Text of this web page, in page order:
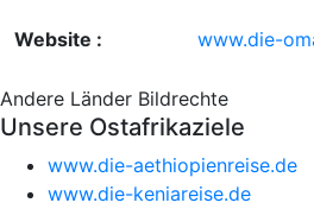
Website : www.die-
Andere Länder Bildrechte
Unsere Ostafrikaziele
www.die-aethiopienreise.de
www.die-keniareise.de